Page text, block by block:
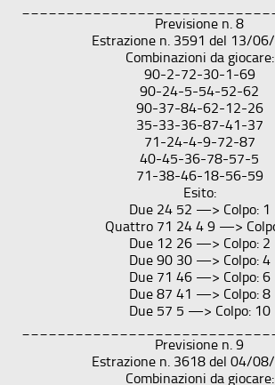
Previsione n. 8
Estrazione n. 3591 del 13/
Combinazioni da giocare:
90-2-72-30-1-69
90-24-5-54-52-62
90-37-84-62-12-26
35-33-36-87-41-37
71-24-4-9-72-87
40-45-36-78-57-5
71-38-46-18-56-59
Esito:
Due 24 52 —> Colpo: 1
Quattro 71 24 4 9 —>
Due 12 26 —> Colpo: 2
Due 90 30 —> Colpo: 4
Due 71 46 —> Colpo: 6
Due 87 41 —> Colpo: 8
Due 57 5 —> Colpo: 10
Previsione n. 9
Estrazione n. 3618 del 04/
Combinazioni da giocare: